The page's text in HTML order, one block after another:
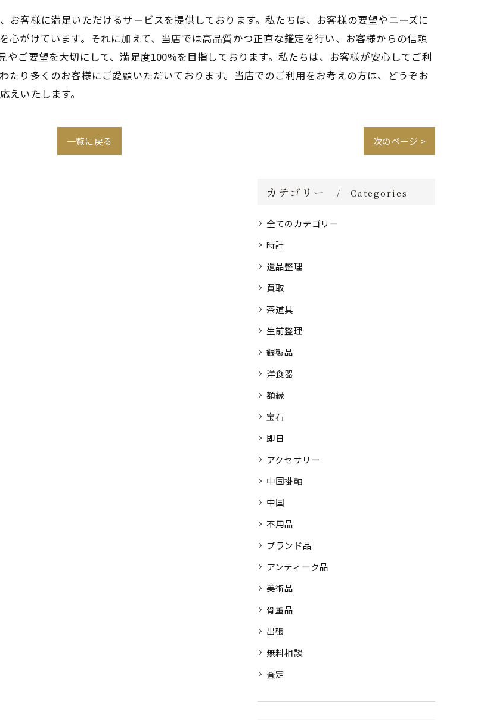
お客様に満足いただけるサービスを提供しております。私たちは、お客様の要望やニーズに
心がけています。それに加えて、当店では高品質かつ正直な鑑定を行い、お客様からの信頼
ご要望を大切にして、満足度100%を目指しております。私たちは、お客様が安心してご利
たり多くのお客様にご愛顧いただいております。当店でのご利用をお考えの方は、どうぞお
いたします。
一覧に戻る 次のページ >
カテゴリー Categories
全てのカテゴリー
時計
遺品整理
買取
茶道具
生前整理
銀製品
洋食器
額縁
宝石
即日
アクセサリー
中国掛軸
中国
不用品
ブランド品
アンティーク品
美術品
骨董品
出張
無料相談
査定